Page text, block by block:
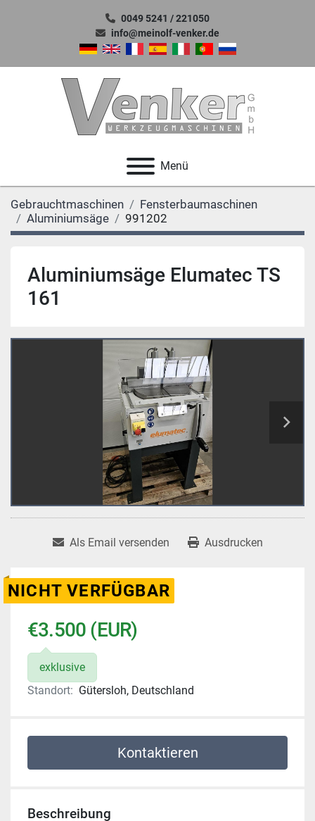
0049 5241 / 221050
info@meinolf-venker.de
Menü
Gebrauchtmaschinen
Fensterbaumaschinen
Aluminiumsäge
991202
Aluminiumsäge Elumatec TS
161
Als Email versenden Ausdrucken
NICHT VERFÜGBAR
€3.500 (EUR)
exklusive
Standort: Gütersloh, Deutschland
Kontaktieren
Beschreibung